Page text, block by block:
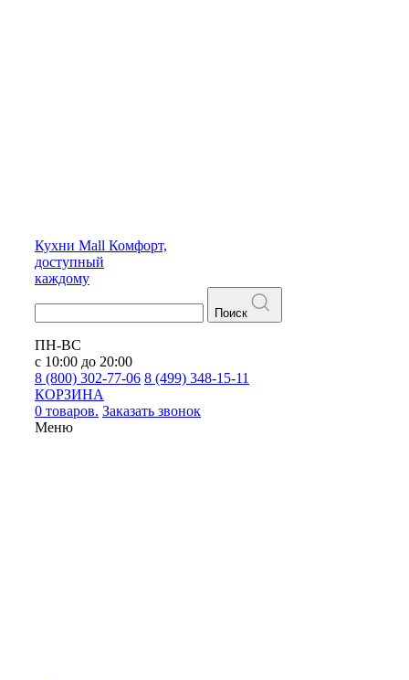
Кухни Mall Комфорт,
доступный
каждому
Поиск
ПН-ВС
с 10:00 до 20:00
8 (800) 302-77-06 8 (499) 348-15-11
КОРЗИНА
0 товаров. Заказать звонок
Меню